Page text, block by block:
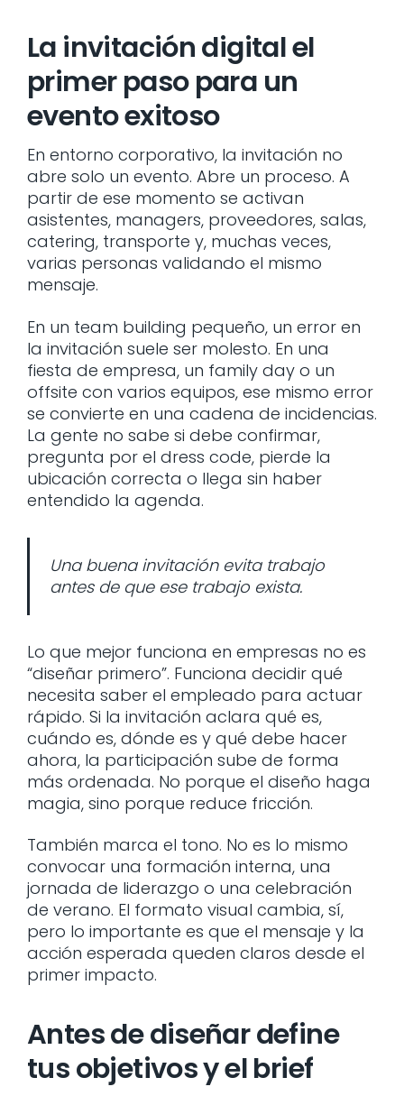
La invitación digital el
primer paso para un
evento exitoso
En entorno corporativo, la invitación no
abre solo un evento. Abre un proceso. A
partir de ese momento se activan
asistentes, managers, proveedores, salas,
catering, transporte y, muchas veces,
varias personas validando el mismo
mensaje.
En un team building pequeño, un error en
la invitación suele ser molesto. En una
fiesta de empresa, un family day o un
offsite con varios equipos, ese mismo error
se convierte en una cadena de incidencias.
La gente no sabe si debe confirmar,
pregunta por el dress code, pierde la
ubicación correcta o llega sin haber
entendido la agenda.
Una buena invitación evita trabajo
antes de que ese trabajo exista.
Lo que mejor funciona en empresas no es
“diseñar primero”. Funciona decidir qué
necesita saber el empleado para actuar
rápido. Si la invitación aclara qué es,
cuándo es, dónde es y qué debe hacer
ahora, la participación sube de forma
más ordenada. No porque el diseño haga
magia, sino porque reduce fricción.
También marca el tono. No es lo mismo
convocar una formación interna, una
jornada de liderazgo o una celebración
de verano. El formato visual cambia, sí,
pero lo importante es que el mensaje y la
acción esperada queden claros desde el
primer impacto.
Antes de diseñar define
tus objetivos y el brief